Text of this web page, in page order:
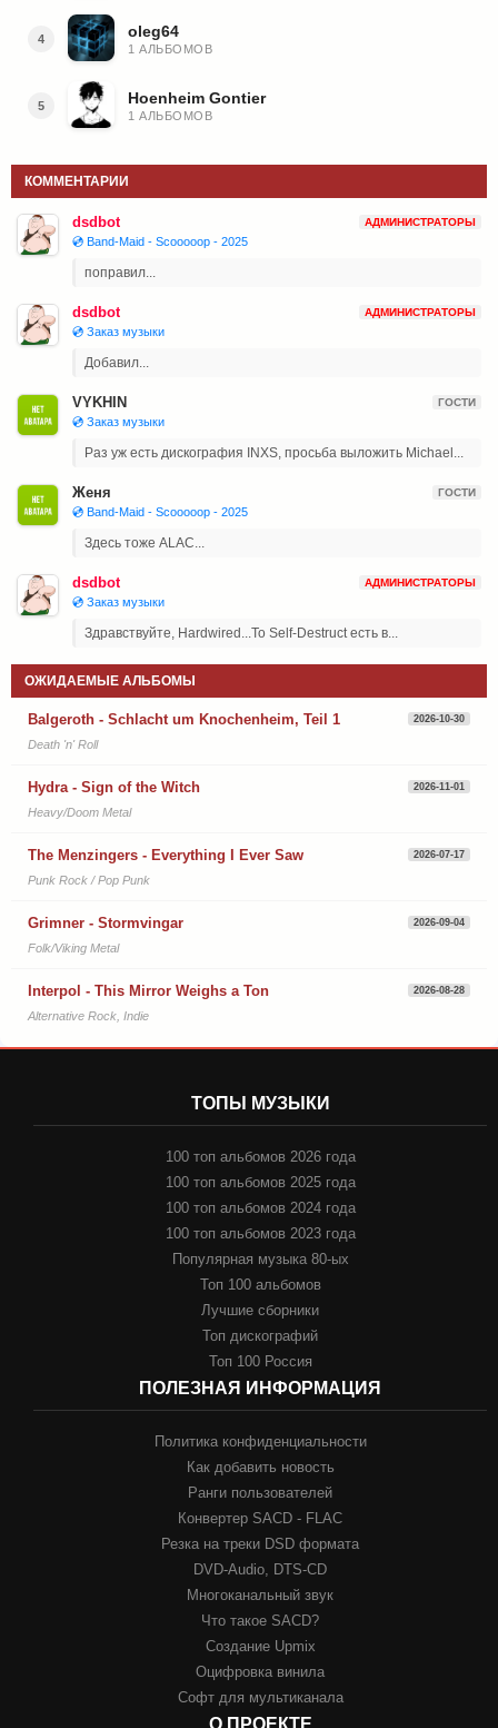
4 oleg64
1 АЛЬБОМОВ
5 Hoenheim Gontier
1 АЛЬБОМОВ
КОММЕНТАРИИ
dsdbot АДМИНИСТРАТОРЫ
💿 Band-Maid - Scooooop - 2025
поправил...
dsdbot АДМИНИСТРАТОРЫ
💿 Заказ музыки
Добавил...
VYKHIN ГОСТИ
💿 Заказ музыки
Раз уж есть дискография INXS, просьба выложить Michael...
Женя ГОСТИ
💿 Band-Maid - Scooooop - 2025
Здесь тоже ALAC...
dsdbot АДМИНИСТРАТОРЫ
💿 Заказ музыки
Здравствуйте, Hardwired...To Self-Destruct есть в...
ОЖИДАЕМЫЕ АЛЬБОМЫ
Balgeroth - Schlacht um Knochenheim, Teil 1 2026-10-30
Death 'n' Roll
Hydra - Sign of the Witch 2026-11-01
Heavy/Doom Metal
The Menzingers - Everything I Ever Saw 2026-07-17
Punk Rock / Pop Punk
Grimner - Stormvingar 2026-09-04
Folk/Viking Metal
Interpol - This Mirror Weighs a Ton 2026-08-28
Alternative Rock, Indie
ТОПЫ МУЗЫКИ
100 топ альбомов 2026 года
100 топ альбомов 2025 года
100 топ альбомов 2024 года
100 топ альбомов 2023 года
Популярная музыка 80-ых
Топ 100 альбомов
Лучшие сборники
Топ дискографий
Топ 100 Россия
ПОЛЕЗНАЯ ИНФОРМАЦИЯ
Политика конфиденциальности
Как добавить новость
Ранги пользователей
Конвертер SACD - FLAC
Резка на треки DSD формата
DVD-Audio, DTS-CD
Многоканальный звук
Что такое SACD?
Создание Upmix
Оцифровка винила
Софт для мультиканала
О ПРОЕКТЕ